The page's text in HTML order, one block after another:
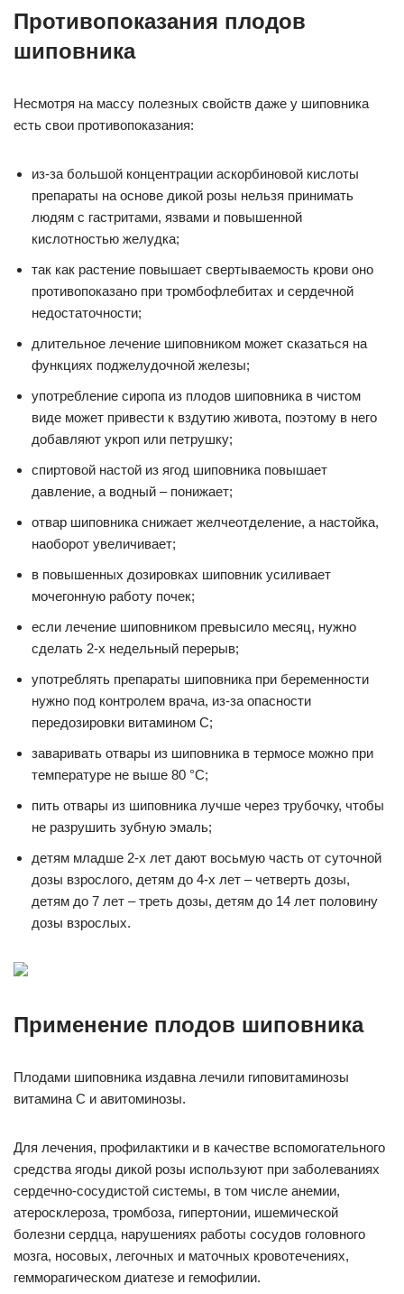
Противопоказания плодов
шиповника
Несмотря на массу полезных свойств даже у шиповника
есть свои противопоказания:
из-за большой концентрации аскорбиновой кислоты
препараты на основе дикой розы нельзя принимать
людям с гастритами, язвами и повышенной
кислотностью желудка;
так как растение повышает свертываемость крови оно
противопоказано при тромбофлебитах и сердечной
недостаточности;
длительное лечение шиповником может сказаться на
функциях поджелудочной железы;
употребление сиропа из плодов шиповника в чистом
виде может привести к вздутию живота, поэтому в него
добавляют укроп или петрушку;
спиртовой настой из ягод шиповника повышает
давление, а водный – понижает;
отвар шиповника снижает желчеотделение, а настойка,
наоборот увеличивает;
в повышенных дозировках шиповник усиливает
мочегонную работу почек;
если лечение шиповником превысило месяц, нужно
сделать 2-х недельный перерыв;
употреблять препараты шиповника при беременности
нужно под контролем врача, из-за опасности
передозировки витамином С;
заваривать отвары из шиповника в термосе можно при
температуре не выше 80 °С;
пить отвары из шиповника лучше через трубочку, чтобы
не разрушить зубную эмаль;
детям младше 2-х лет дают восьмую часть от суточной
дозы взрослого, детям до 4-х лет – четверть дозы,
детям до 7 лет – треть дозы, детям до 14 лет половину
дозы взрослых.
Применение плодов шиповника
Плодами шиповника издавна лечили гиповитаминозы
витамина С и авитоминозы.
Для лечения, профилактики и в качестве вспомогательного
средства ягоды дикой розы используют при заболеваниях
сердечно-сосудистой системы, в том числе анемии,
атеросклероза, тромбоза, гипертонии, ишемической
болезни сердца, нарушениях работы сосудов головного
мозга, носовых, легочных и маточных кровотечениях,
гемморагическом диатезе и гемофилии.